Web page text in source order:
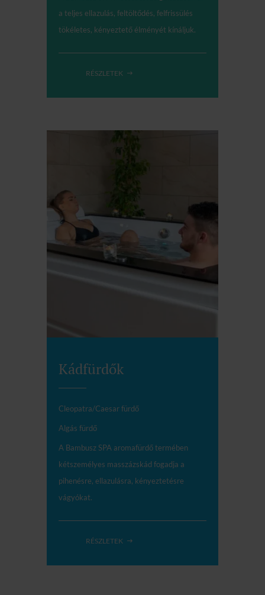
a teljes ellazulás, feltöltődés, felfrissülés
tökéletes, kényeztető élményét kínáljuk.
RÉSZLETEK
Kádfürdők
Cleopatra/Caesar fürdő
Algás fürdő
A Bambusz SPA aromafürdő termében
kétszemélyes masszázskád fogadja a
pihenésre, ellazulásra, kényeztetésre
vágyókat.
RÉSZLETEK